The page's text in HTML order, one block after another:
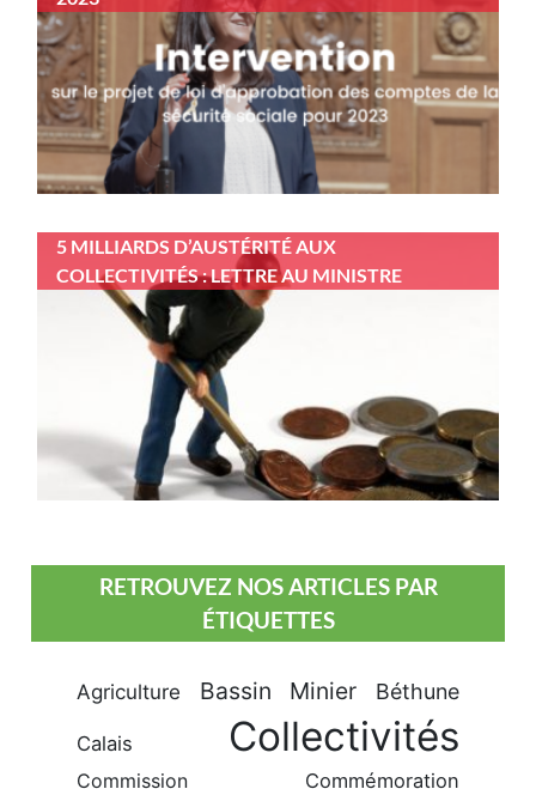
5 MILLIARDS D’AUSTÉRITÉ AUX
COLLECTIVITÉS : LETTRE AU MINISTRE
RETROUVEZ NOS ARTICLES PAR
ÉTIQUETTES
Agriculture Bassin Minier Béthune
Calais Collectivités
Commission Commémoration